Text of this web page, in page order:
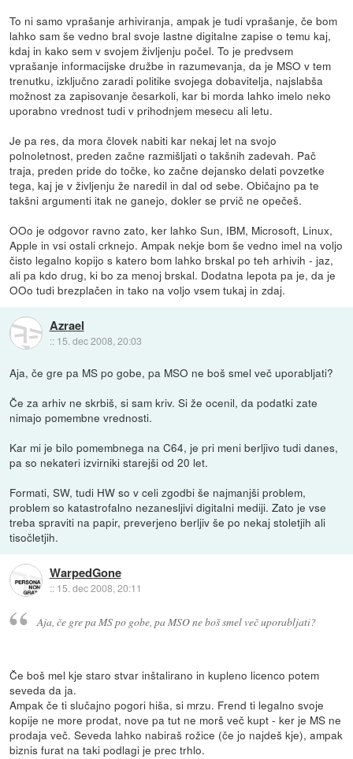
To ni samo vprašanje arhiviranja, ampak je tudi vprašanje, če bom
lahko sam še vedno bral svoje lastne digitalne zapise o temu kaj,
kdaj in kako sem v svojem življenju počel. To je predvsem
vprašanje informacijske družbe in razumevanja, da je MSO v tem
trenutku, izključno zaradi politike svojega dobavitelja, najslabša
možnost za zapisovanje česarkoli, kar bi morda lahko imelo neko
uporabno vrednost tudi v prihodnjem mesecu ali letu.
Je pa res, da mora človek nabiti kar nekaj let na svojo
polnoletnost, preden začne razmišljati o takšnih zadevah. Pač
traja, preden pride do točke, ko začne dejansko delati povzetke
tega, kaj je v življenju že naredil in dal od sebe. Običajno pa te
takšni argumenti itak ne ganejo, dokler se prvič ne opečeš.
OOo je odgovor ravno zato, ker lahko Sun, IBM, Microsoft, Linux,
Apple in vsi ostali crknejo. Ampak nekje bom še vedno imel na voljo
čisto legalno kopijo s katero bom lahko brskal po teh arhivih - jaz,
ali pa kdo drug, ki bo za menoj brskal. Dodatna lepota pa je, da je
OOo tudi brezplačen in tako na voljo vsem tukaj in zdaj.
Azrael
:: 15. dec 2008, 20:03
Aja, če gre pa MS po gobe, pa MSO ne boš smel več uporabljati?
Če za arhiv ne skrbiš, si sam kriv. Si že ocenil, da podatki zate
nimajo pomembne vrednosti.
Kar mi je bilo pomembnega na C64, je pri meni berljivo tudi danes,
pa so nekateri izvirniki starejši od 20 let.
Formati, SW, tudi HW so v celi zgodbi še najmanjši problem,
problem so katastrofalno nezanesljivi digitalni mediji. Zato je vse
treba spraviti na papir, preverjeno berljiv še po nekaj stoletjih ali
tisočletjih.
WarpedGone
:: 15. dec 2008, 20:11
Aja, če gre pa MS po gobe, pa MSO ne boš smel več uporabljati?
Če boš mel kje staro stvar inštalirano in kupleno licenco potem
seveda da ja.
Ampak če ti slučajno pogori hiša, si mrzu. Frend ti legalno svoje
kopije ne more prodat, nove pa tut ne morš več kupt - ker je MS ne
prodaja več. Seveda lahko nabiraš rožice (če jo najdeš kje), ampak
biznis furat na taki podlagi je prec trhlo.